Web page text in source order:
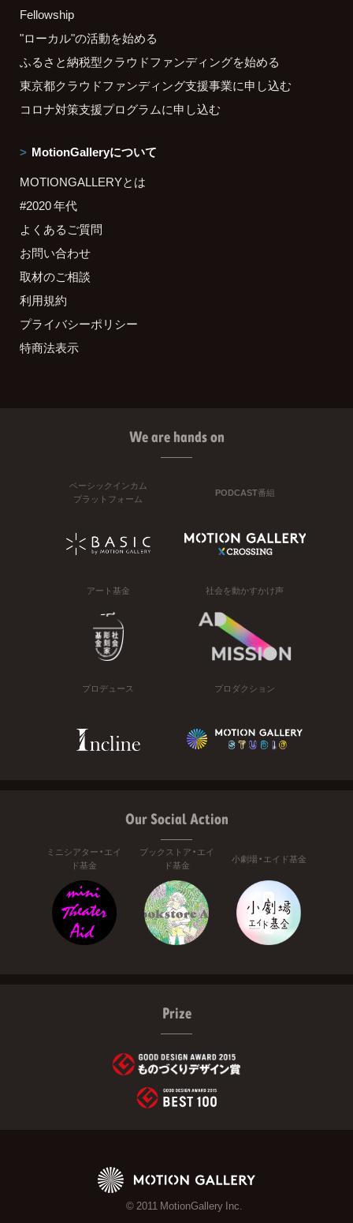
Fellowship
"ローカル"の活動を始める
ふるさと納税型クラウドファンディングを始める
東京都クラウドファンディング支援事業に申し込む
コロナ対策支援プログラムに申し込む
MotionGalleryについて
MOTIONGALLERYとは
#2020 年代
よくあるご質問
お問い合わせ
取材のご相談
利用規約
プライバシーポリシー
特商法表示
We are hands on
ベーシックインカム
プラットフォーム
PODCAST番組
アート基金 社会を動かすかけ声
プロデュース プロダクション
Our Social Action
ミニシアター・エイ
ド基金
ブックストア・エイ
ド基金
小劇場・エイド基金
Prize
© 2011 MotionGallery Inc.